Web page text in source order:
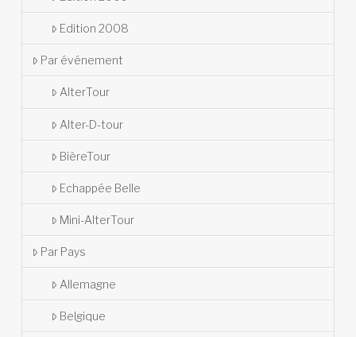
Edition 2008
Par événement
AlterTour
Alter-D-tour
BièreTour
Echappée Belle
Mini-AlterTour
Par Pays
Allemagne
Belgique